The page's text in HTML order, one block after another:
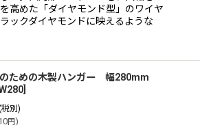
高めた「ダイヤモンド型」のワイヤ
ックダイヤモンドに映えるような
ための木製ハンガー 幅280mm
別)
円)